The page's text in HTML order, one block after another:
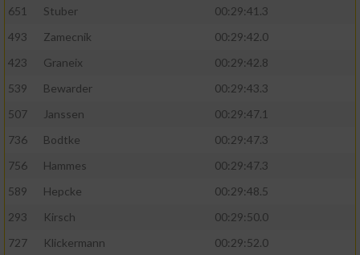
651
Stuber
00:29:41.3
493
Zamecnik
00:29:42.0
423
Graneix
00:29:42.8
539
Bewarder
00:29:43.3
507
Janssen
00:29:47.1
736
Bodtke
00:29:47.3
756
Hammes
00:29:47.3
589
Hepcke
00:29:48.5
293
Kirsch
00:29:50.0
727
Klickermann
00:29:52.0
von Inhalten
personalisierter Inhalte
Messung der Werbeleistung
Messung der Performance von Inhalten
Analyse von Zielgruppen durch Statistiken
oder Kombinationen von Daten aus